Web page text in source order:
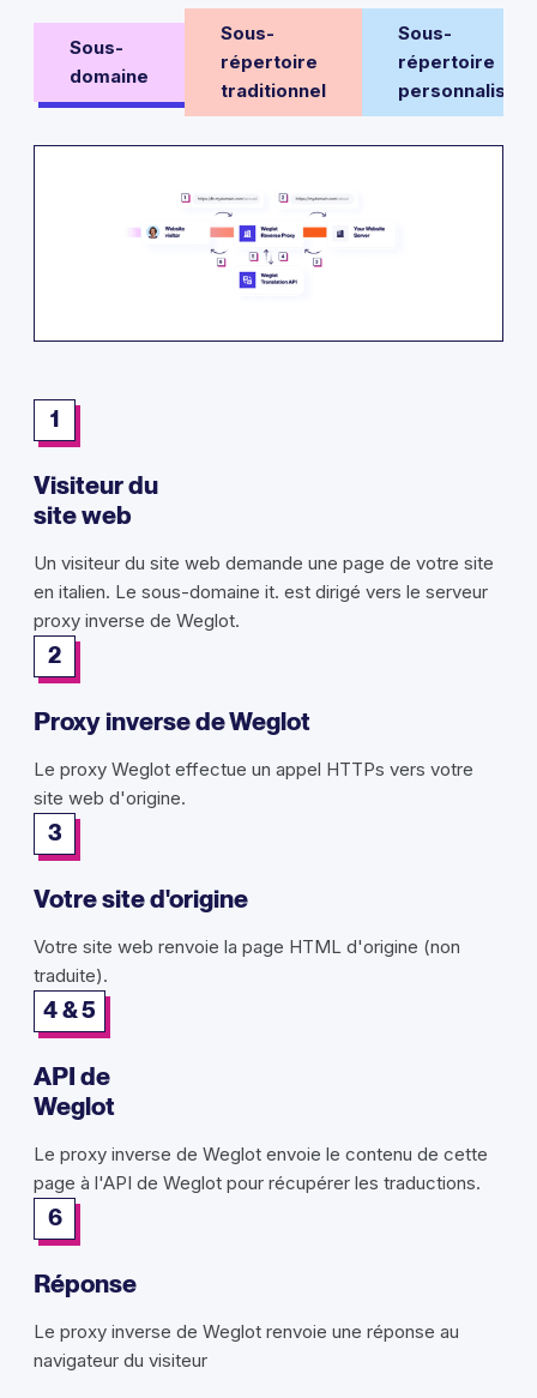
Sous-
domaine
Sous-
répertoire
traditionnel
Sous-
répertoire
personnalisé
1
Visiteur du
site web
Un visiteur du site web demande une page de votre site
en italien. Le sous-domaine it. est dirigé vers le serveur
proxy inverse de Weglot.
2
Proxy inverse de Weglot
Le proxy Weglot effectue un appel HTTPs vers votre
site web d'origine.
3
Votre site d'origine
Votre site web renvoie la page HTML d'origine (non
traduite).
4 & 5
API de
Weglot
Le proxy inverse de Weglot envoie le contenu de cette
page à l'API de Weglot pour récupérer les traductions.
6
Réponse
Le proxy inverse de Weglot renvoie une réponse au
navigateur du visiteur